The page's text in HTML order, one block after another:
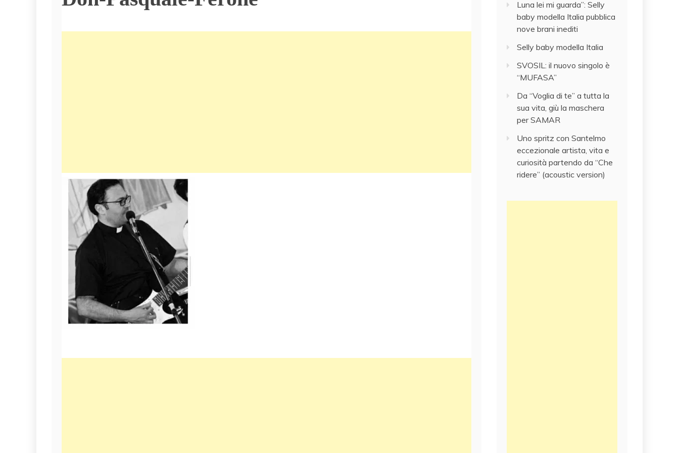
Luna lei mi guarda”: Selly
baby modella Italia pubblica
nove brani inediti
Selly baby modella Italia
SVOSIL: il nuovo singolo è
“MUFASA”
Da “Voglia di te” a tutta la
sua vita, giù la maschera
per SAMAR
Uno spritz con Santelmo
eccezionale artista, vita e
curiosità partendo da “Che
ridere” (acoustic version)